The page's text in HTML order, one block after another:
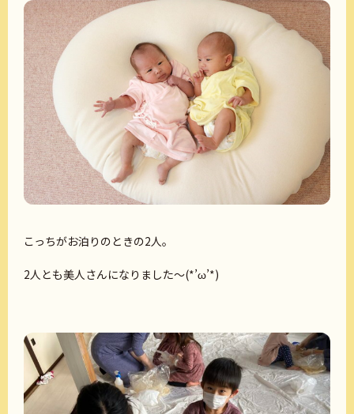
こっちがお泊りのときの2人。
2人とも美人さんになりました～(*’ω’*)